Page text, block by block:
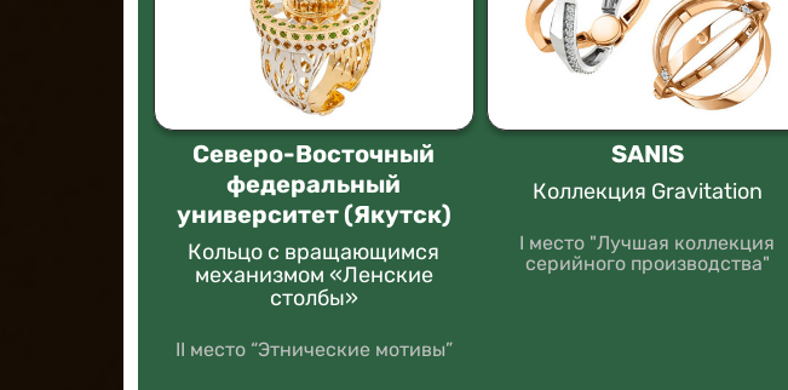
Северо-Восточный
федеральный
университет (Якутск)
Кольцо с вращающимся
механизмом «Ленские
столбы»
II место “Этнические мотивы”
SANIS
Коллекция Gravitation
I место "Лучшая коллекция
серийного производства"